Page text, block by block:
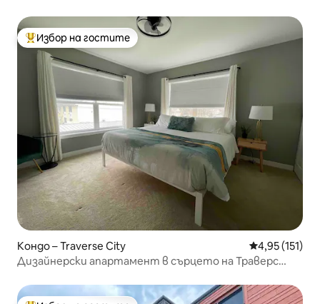
Най-популярен избор на гостите
Избор на гостите
Кондо – Traverse City Средна
4,95 (151)
Дизайнерски апартамент в сърцето на Траверс